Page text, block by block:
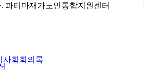
파티마재가노인통합지원센터
사회회의록